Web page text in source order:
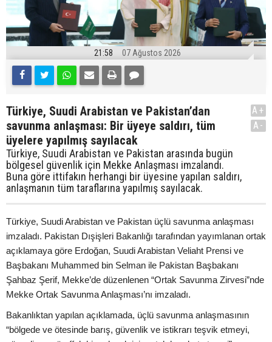
21:58 07 Ağustos 2026
Türkiye, Suudi Arabistan ve Pakistan’dan
savunma anlaşması: Bir üyeye saldırı, tüm
üyelere yapılmış sayılacak
Türkiye, Suudi Arabistan ve Pakistan arasında bugün
bölgesel güvenlik için Mekke Anlaşması imzalandı.
Buna göre ittifakın herhangi bir üyesine yapılan saldırı,
anlaşmanın tüm taraflarına yapılmış sayılacak.
A+
A-
Türkiye, Suudi Arabistan ve Pakistan üçlü savunma anlaşması
imzaladı. Pakistan Dışişleri Bakanlığı tarafından yayımlanan ortak
açıklamaya göre Erdoğan, Suudi Arabistan Veliaht Prensi ve
Başbakanı Muhammed bin Selman ile Pakistan Başbakanı
Şahbaz Şerif, Mekke’de düzenlenen “Ortak Savunma Zirvesi”nde
Mekke Ortak Savunma Anlaşması’nı imzaladı.
Bakanlıktan yapılan açıklamada, üçlü savunma anlaşmasının
“bölgede ve ötesinde barış, güvenlik ve istikrarı teşvik etmeyi,